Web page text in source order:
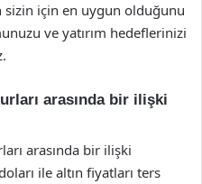
için en uygun olduğunu
ve yatırım hedeflerinizi
arasında bir ilişki
arasında bir ilişki
ile altın fiyatları ters